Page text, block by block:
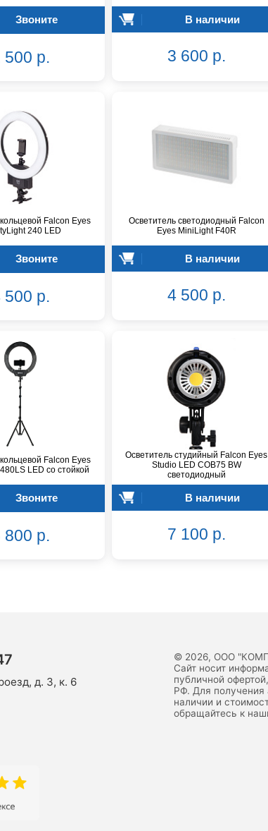
Звоните
500 р.
В наличии
3 600 р.
Falcon Eyes
240 LED
Звоните
500 р.
Осветитель светодиодный Falcon
Eyes MiniLight F40R
В наличии
4 500 р.
Falcon Eyes
LED со стойкой
Звоните
800 р.
Осветитель студийный Falcon Eyes
Studio LED COB75 BW
светодиодный
В наличии
7 100 р.
д. 3, к. 6
© 2026, ООО
Сайт носит
публичной
РФ. Для получения
наличии и
обращайтесь к